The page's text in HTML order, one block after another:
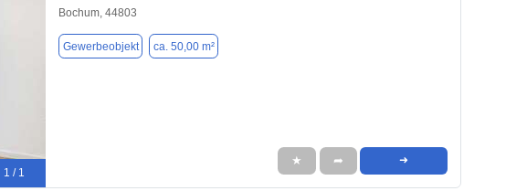
1 / 1
Bochum, 44803
Gewerbeobjekt ca. 50,00 m²
★ ➦ ➜